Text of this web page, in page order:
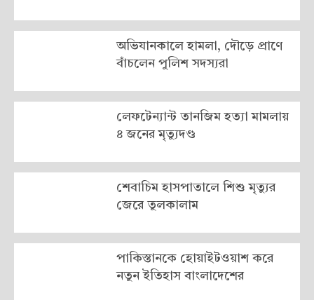
অভিযানকালে হামলা, দৌড়ে প্রাণে
বাঁচলেন পুলিশ সদস্যরা
লেফটেন্যান্ট তানজিম হত্যা মামলায়
৪ জনের মৃত্যুদণ্ড
শেবাচিম হাসপাতালে শিশু মৃত্যুর
জেরে তুলকালাম
পাকিস্তানকে হোয়াইটওয়াশ করে
নতুন ইতিহাস বাংলাদেশের